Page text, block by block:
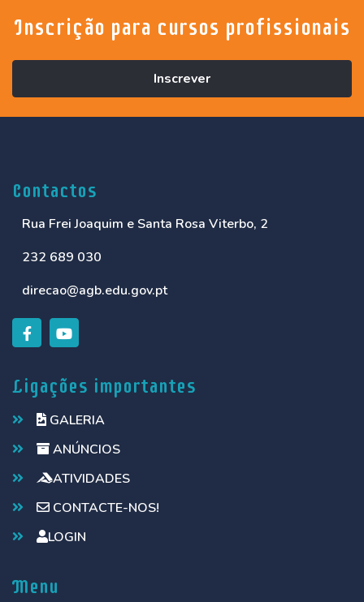
Inscrição para cursos profissionais
Inscrever
Contactos
Rua Frei Joaquim e Santa Rosa Viterbo, 2
232 689 030
direcao@agb.edu.gov.pt
Ligações importantes
GALERIA
ANÚNCIOS
ATIVIDADES
CONTACTE-NOS!
LOGIN
Menu